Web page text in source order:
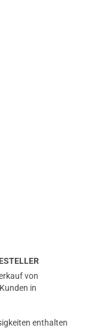
von
in
enthalten